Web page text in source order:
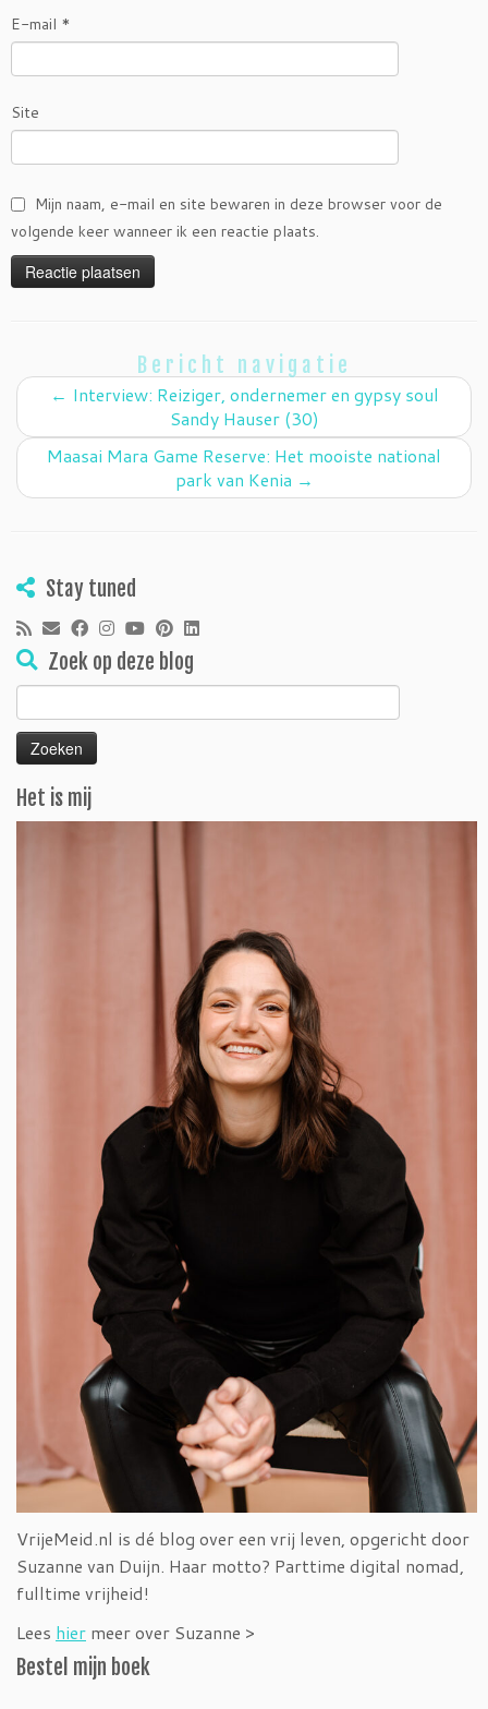
E-mail *
Site
Mijn naam, e-mail en site bewaren in deze browser voor de
volgende keer wanneer ik een reactie plaats.
Bericht navigatie
← Interview: Reiziger, ondernemer en gypsy soul
Sandy Hauser (30)
Maasai Mara Game Reserve: Het mooiste national
park van Kenia →
Stay tuned
Zoek op deze blog
Zoeken
naar:
Het is mij
VrijeMeid.nl is dé blog over een vrij leven, opgericht door
Suzanne van Duijn. Haar motto? Parttime digital nomad,
fulltime vrijheid!
Lees hier meer over Suzanne >
Bestel mijn boek